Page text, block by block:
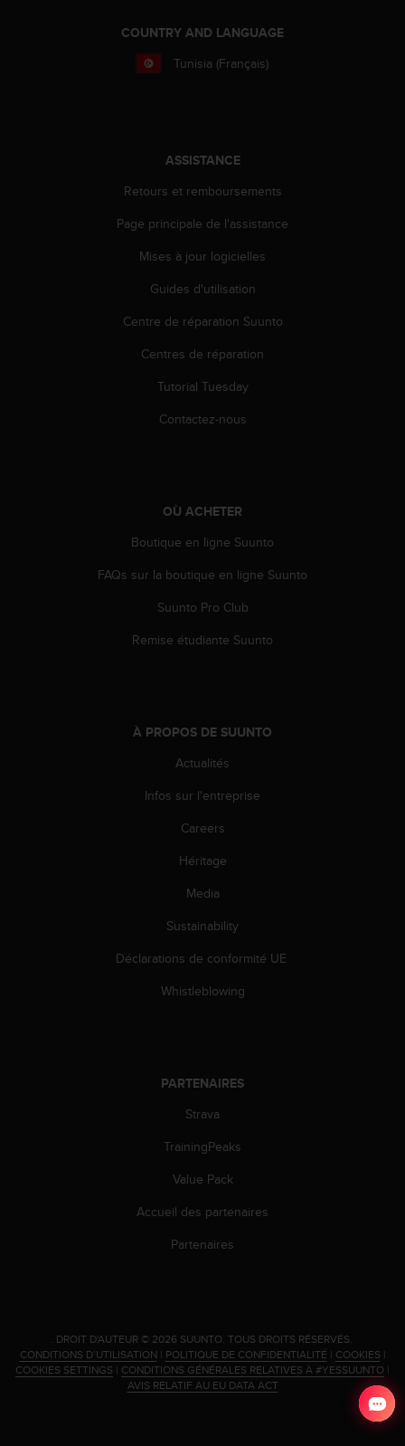
COUNTRY AND LANGUAGE
Tunisia (Français)
ASSISTANCE
Retours et remboursements
Page principale de l'assistance
Mises à jour logicielles
Guides d'utilisation
Centre de réparation Suunto
Centres de réparation
Tutorial Tuesday
Contactez-nous
OÙ ACHETER
Boutique en ligne Suunto
FAQs sur la boutique en ligne Suunto
Suunto Pro Club
Remise étudiante Suunto
À PROPOS DE SUUNTO
Actualités
Infos sur l'entreprise
Careers
Héritage
Media
Sustainability
Déclarations de conformité UE
Whistleblowing
PARTENAIRES
Strava
TrainingPeaks
Value Pack
Accueil des partenaires
Partenaires
. DROIT D'AUTEUR © 2026 SUUNTO. TOUS DROITS RÉSERVÉS.
CONDITIONS D’UTILISATION| POLITIQUE DE CONFIDENTIALITÉ | COOKIES |
COOKIES SETTINGS | CONDITIONS GÉNÉRALES RELATIVES À #YESSUUNTO |
AVIS RELATIF AU EU DATA ACT